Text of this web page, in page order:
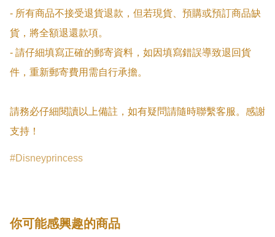
- 所有商品不接受退貨退款，但若現貨、預購或預訂商品缺
貨，將全額退還款項。
- 請仔細填寫正確的郵寄資料，如因填寫錯誤導致退回貨
件，重新郵寄費用需自行承擔。
請務必仔細閱讀以上備註，如有疑問請隨時聯繫客服。感謝
支持！
Disneyprincess
你可能感興趣的商品